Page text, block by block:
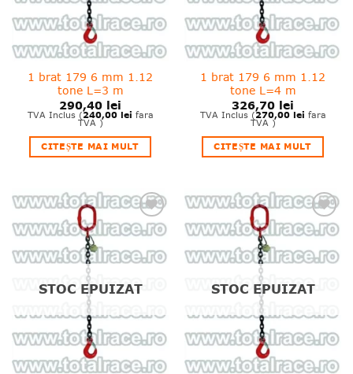
1 brat 179 6 mm 1.12
tone L=3 m
290,40 lei
TVA Inclus (240,00 lei fara
TVA )
CITEȘTE MAI MULT
1 brat 179 6 mm 1.12
tone L=4 m
326,70 lei
TVA Inclus (270,00 lei fara
TVA )
CITEȘTE MAI MULT
❤
Adauga
in
wishlist!
STOC EPUIZAT
❤
Adauga
in
wishlist!
STOC EPUIZAT